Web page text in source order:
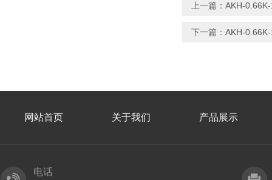
上一篇： AKH-
下一篇： AKH-
网站首页 关于我们 产品展示
电话